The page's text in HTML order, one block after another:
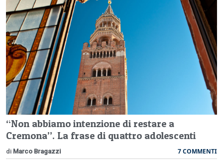
“Non abbiamo intenzione di restare a
Cremona”. La frase di quattro adolescenti
di Marco Bragazzi 7 COMMENTI